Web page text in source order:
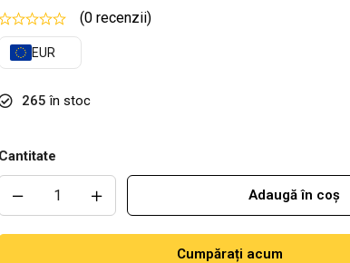
(0 recenzii)
EUR
265 în stoc
Cantitate
Adaugă în coș
Cumpărați acum